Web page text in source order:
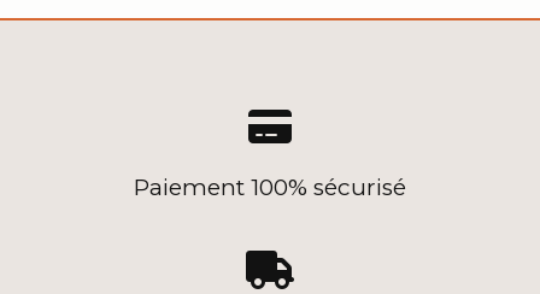

Paiement 100% sécurisé
